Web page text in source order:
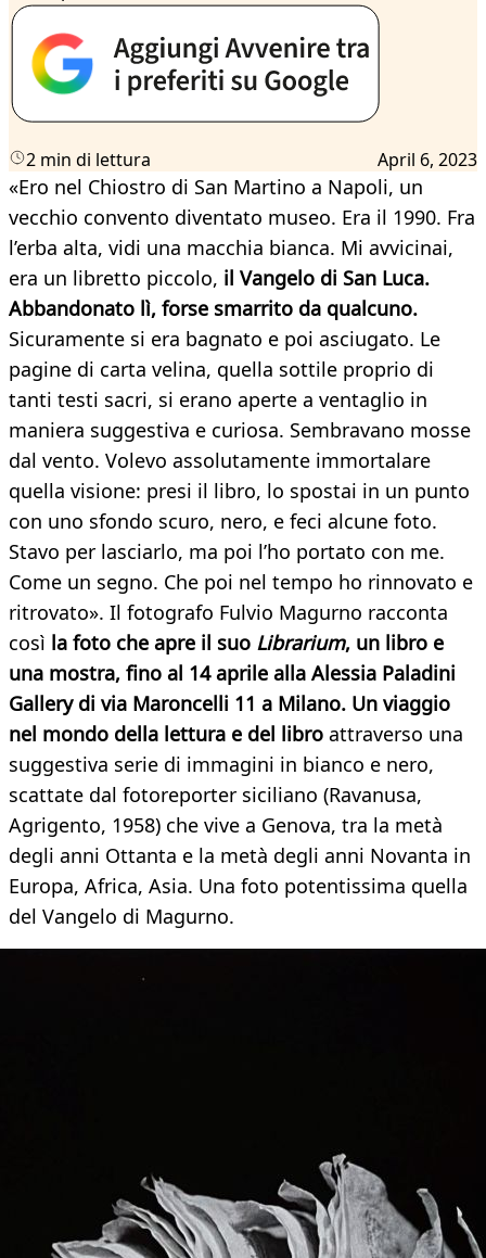
2 min di lettura April 6, 2023
«Ero nel Chiostro di San Martino a Napoli, un
vecchio convento diventato museo. Era il 1990. Fra
l’erba alta, vidi una macchia bianca. Mi avvicinai,
era un libretto piccolo, il Vangelo di San Luca.
Abbandonato lì, forse smarrito da qualcuno.
Sicuramente si era bagnato e poi asciugato. Le
pagine di carta velina, quella sottile proprio di
tanti testi sacri, si erano aperte a ventaglio in
maniera suggestiva e curiosa. Sembravano mosse
dal vento. Volevo assolutamente immortalare
quella visione: presi il libro, lo spostai in un punto
con uno sfondo scuro, nero, e feci alcune foto.
Stavo per lasciarlo, ma poi l’ho portato con me.
Come un segno. Che poi nel tempo ho rinnovato e
ritrovato». Il fotografo Fulvio Magurno racconta
così la foto che apre il suo Librarium, un libro e
una mostra, fino al 14 aprile alla Alessia Paladini
Gallery di via Maroncelli 11 a Milano. Un viaggio
nel mondo della lettura e del libro attraverso una
suggestiva serie di immagini in bianco e nero,
scattate dal fotoreporter siciliano (Ravanusa,
Agrigento, 1958) che vive a Genova, tra la metà
degli anni Ottanta e la metà degli anni Novanta in
Europa, Africa, Asia. Una foto potentissima quella
del Vangelo di Magurno.